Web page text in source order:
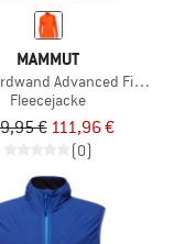
MAMMUT
Advanced First
Fleecejacke
€ 111,96 €
(0)